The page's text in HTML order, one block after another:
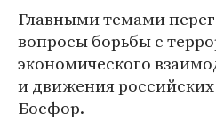
Главными темами
вопросы борьбы с
экономического
и движения российских
Босфор.